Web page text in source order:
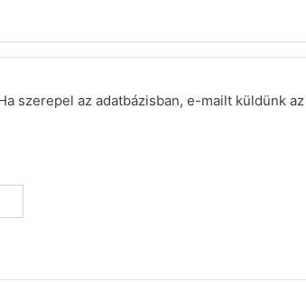
szerepel az adatbázisban, e-mailt küldünk